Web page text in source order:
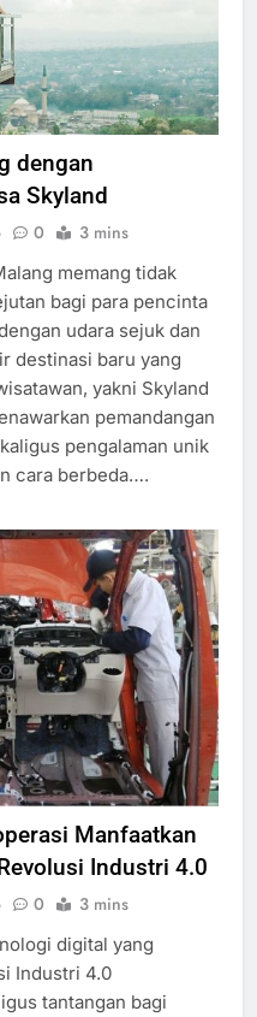
dengan
Skyland
0 3 mins
memang tidak
bagi para pencinta
udara sejuk dan
destinasi baru yang
yakni Skyland
pemandangan
pengalaman unik
cara berbeda….
Manfaatkan
Industri 4.0
0 3 mins
digital yang
Industri 4.0
tantangan bagi